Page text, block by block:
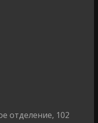
отделение, 102